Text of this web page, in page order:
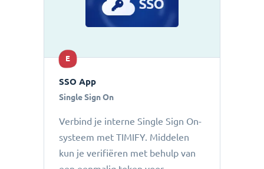
E
SSO App
Single Sign On
Verbind je interne Single Sign On-
systeem met TIMIFY. Middelen
kun je verifiëren met behulp van